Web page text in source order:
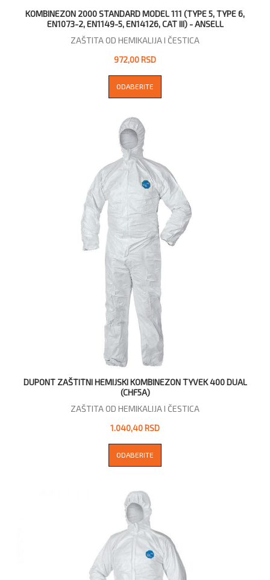
KOMBINEZON 2000 STANDARD MODEL 111 (TYPE 5, TYPE 6,
EN1073-2, EN1149-5, EN14126, CAT III) - ANSELL
ZAŠTITA OD HEMIKALIJA I ČESTICA
972,00 RSD
ODABERITE
DUPONT ZAŠTITNI HEMIJSKI KOMBINEZON TYVEK 400 DUAL
(CHF5A)
ZAŠTITA OD HEMIKALIJA I ČESTICA
1.040,40 RSD
ODABERITE